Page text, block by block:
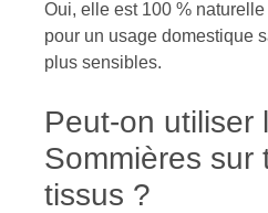
Oui, elle est 100 %
pour un usage domestique
plus sensibles.
Peut-on utiliser
Sommières sur
tissus ?